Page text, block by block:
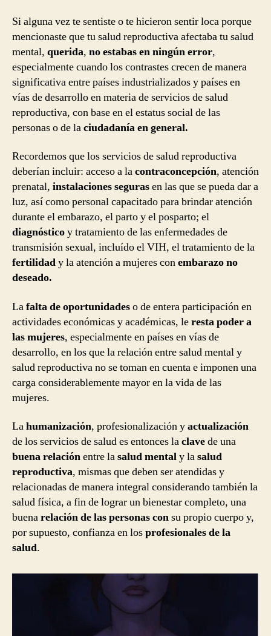
Si alguna vez te sentiste o te hicieron sentir loca porque
mencionaste que tu salud reproductiva afectaba tu salud
mental, querida, no estabas en ningún error,
especialmente cuando los contrastes crecen de manera
significativa entre países industrializados y países en
vías de desarrollo en materia de servicios de salud
reproductiva, con base en el estatus social de las
personas o de laciudadanía en general.
Recordemos que los servicios de salud reproductiva
deberían incluir: acceso a lacontraconcepción, atención
prenatal, instalaciones segurasen las que se pueda dar a
luz, así como personal capacitado para brindar atención
durante el embarazo, el parto y el posparto; el
diagnósticoy tratamiento de las enfermedades de
transmisión sexual, incluído el VIH, el tratamiento de la
fertilidady la atención a mujeres conembarazo no
deseado.
Lafalta de oportunidadeso de entera participación en
actividades económicas y académicas, leresta poder a
las mujeres, especialmente en países en vías de
desarrollo, en los que la relación entre salud mental y
salud reproductiva no se toman en cuenta e imponen una
carga considerablemente mayor en la vida de las
mujeres.
Lahumanización, profesionalización yactualización
de los servicios de salud es entonces laclavede una
buena relaciónentre lasalud mentaly lasalud
reproductiva, mismas que deben ser atendidas y
relacionadas de manera integral considerando también la
salud física, a fin de lograr un bienestar completo, una
buenarelación de las personas consu propio cuerpo y,
por supuesto, confianza en losprofesionales de la
salud.